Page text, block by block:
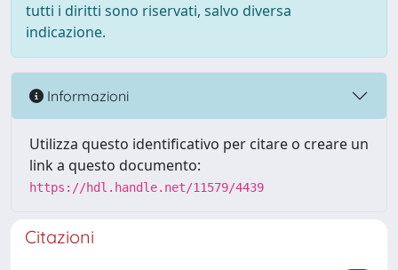
tutti i diritti sono riservati, salvo diversa
indicazione.
Informazioni
Utilizza questo identificativo per citare o creare un
link a questo documento:
https://hdl.handle.net/11579/4439
Citazioni